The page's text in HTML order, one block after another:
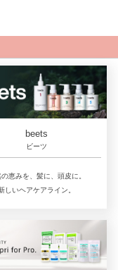
beets
ビーツ
の恵みを、髪に、頭皮に。
しいヘアケアライン。